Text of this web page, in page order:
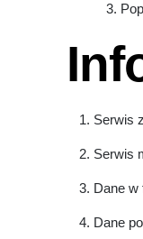
Serwis
Serwis
Dane w
Dane